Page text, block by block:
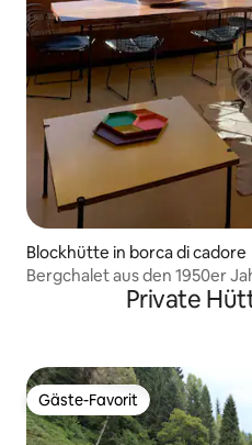
Blockhütte in borca di cadore
Bergchalet aus den 1950er
Private
Gäste-Favorit
Gäste-Favorit